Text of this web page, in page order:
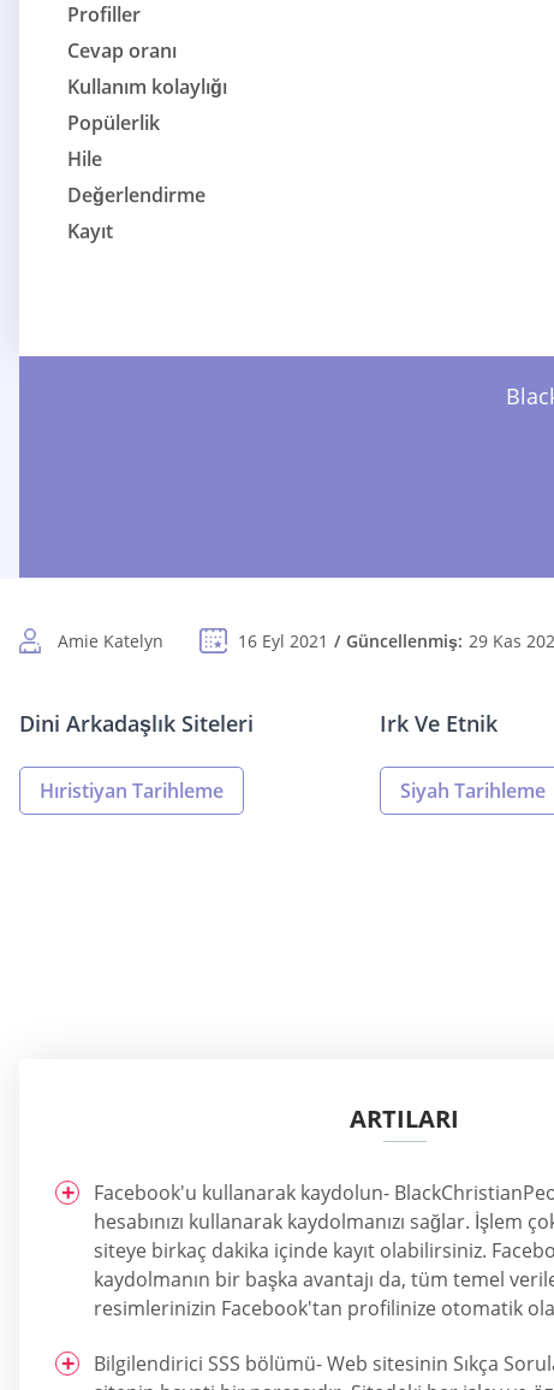
Profiller
Cevap oranı
Kullanım kolaylığı
Popülerlik
Hile
Değerlendirme
Kayıt
Amie Katelyn 16 Eyl 2021 Güncellenmiş: 29 Kas
Dini Arkadaşlık Siteleri
Hıristiyan Tarihleme
Irk Ve Etnik
Siyah Tarihleme
ARTILARI
Facebook'u kullanarak kaydolun-
hesabınızı kullanarak kaydolmanızı sağlar. İşlem
siteye birkaç dakika içinde kayıt olabilirsiniz.
kaydolmanın bir başka avantajı da, tüm temel
resimlerinizin Facebook'tan profilinize otomatik
Bilgilendirici SSS bölümü- Web sitesinin Sıkça